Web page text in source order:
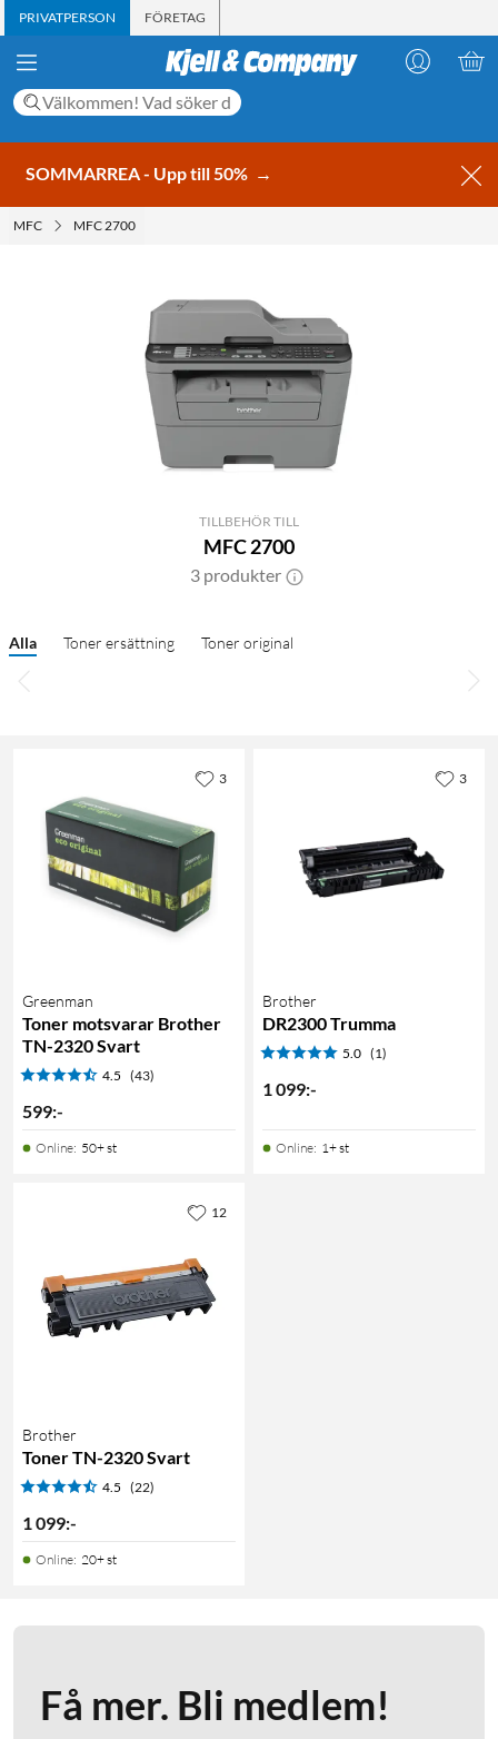
PRIVATPERSON FÖRETAG
SOMMARREA - Upp till 50% →
MFC MFC 2700
TILLBEHÖR TILL
MFC 2700
3 produkter
Alla Toner ersättning Toner original
Greenman
Toner motsvarar Brother
TN-2320 Svart
4.5 (43)
599:-
Online: 50+ st
3
Brother
DR2300 Trumma
5.0 (1)
1 099:-
Online: 1+ st
3
Brother
Toner TN-2320 Svart
4.5 (22)
1 099:-
Online: 20+ st
12
Få mer. Bli medlem!